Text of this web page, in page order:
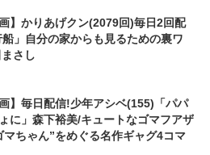
画】かりあげクン(2079回)毎日2回配
」自分の家からも見るための裏ワ
さし
画】毎日配信!少年アシベ(155)「パパ
に」森下裕美/キュートなゴマフアザ
マちゃん”をめぐる名作ギャグ4コマ